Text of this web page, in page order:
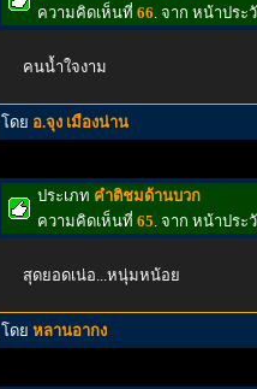
ความคิดเห็นที่ 66. จาก หน้าประ
คนน้ำใจงาม
โดย อ.จุง เมืองน่าน
ประเภท คำติชมด้านบวก
ความคิดเห็นที่ 65. จาก หน้าประ
สุดยอดเน่อ...หนุ่มหน้อย
โดย หลานอากง